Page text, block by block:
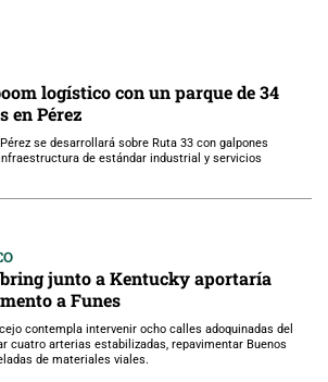
logístico con un parque de 34
en Pérez
se desarrollará sobre Ruta 33 con galpones
de estándar industrial y servicios
junto a Kentucky aportaría
a Funes
contempla intervenir ocho calles adoquinadas del
cuatro arterias estabilizadas, repavimentar Buenos
de materiales viales.